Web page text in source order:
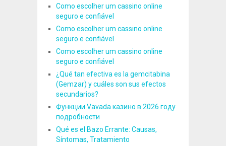
Como escolher um cassino online
seguro e confiável
Como escolher um cassino online
seguro e confiável
Como escolher um cassino online
seguro e confiável
¿Qué tan efectiva es la gemcitabina
(Gemzar) y cuáles son sus efectos
secundarios?
Функции Vavada казино в 2026 году
подробности
Qué es el Bazo Errante: Causas,
Síntomas, Tratamiento